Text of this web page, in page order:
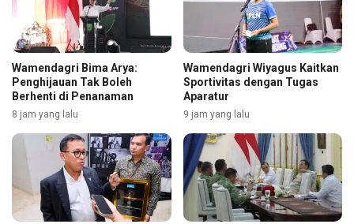
Wamendagri Bima Arya:
Penghijauan Tak Boleh
Berhenti di Penanaman
8 jam yang lalu
Wamendagri Wiyagus Kaitkan
Sportivitas dengan Tugas
Aparatur
9 jam yang lalu